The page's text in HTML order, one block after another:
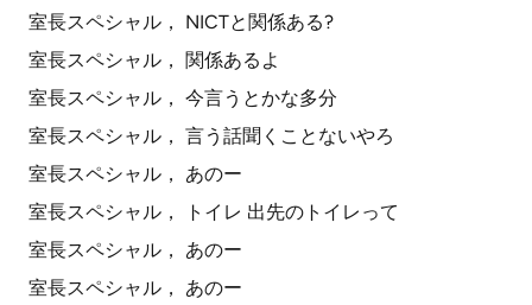
室長スペシャル， NICTと関係ある?
室長スペシャル， 関係あるよ
室長スペシャル， 今言うとかな多分
室長スペシャル， 言う話聞くことないやろ
室長スペシャル， あのー
室長スペシャル， トイレ 出先のトイレって
室長スペシャル， あのー
室長スペシャル， あのー